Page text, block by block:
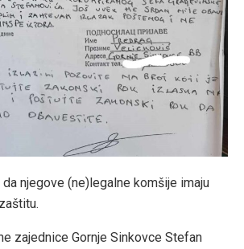
njegove (ne)legalne komšije imaju
zajednice Gornje Sinkovce Stefan